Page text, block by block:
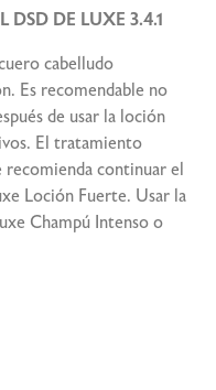
DE LUXE 3.4.1
cabelludo
Es recomendable no
de usar la loción
El tratamiento
recomienda continuar el
Loción Fuerte. Usar la
Champú Intenso o